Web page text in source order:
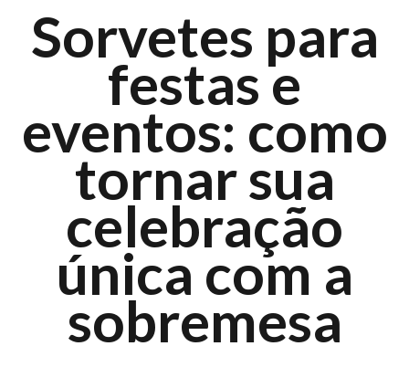
Sorvetes para
festas e
eventos: como
tornar sua
celebração
única com a
sobremesa